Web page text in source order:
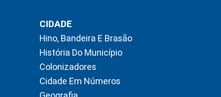
CIDADE
Hino, Bandeira E Brasão
História Do Município
Colonizadores
Cidade Em Números